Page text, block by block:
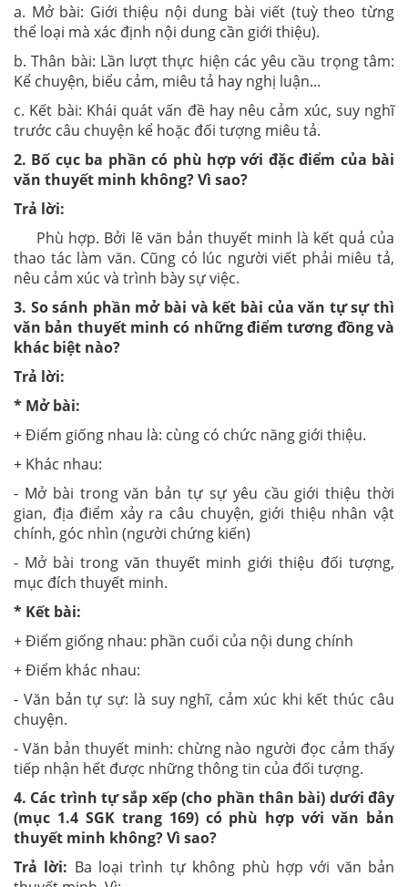
a. Mở bài: Giới thiệu nội dung bài viết (tuỳ theo từng
thể loại mà xác định nội dung cần giới thiệu).
b. Thân bài: Lần lượt thực hiện các yêu cầu trọng tâm:
Kể chuyện, biểu cảm, miêu tả hay nghị luận...
c. Kết bài: Khái quát vấn đề hay nêu cảm xúc, suy nghĩ
trước câu chuyện kể hoặc đối tượng miêu tả.
2. Bố cục ba phần có phù hợp với đặc điểm của bài
văn thuyết minh không? Vì sao?
Trả lời:
Phù hợp. Bởi lẽ văn bản thuyết minh là kết quả của
thao tác làm văn. Cũng có lúc người viết phải miêu tả,
nêu cảm xúc và trình bày sự việc.
3. So sánh phần mở bài và kết bài của văn tự sự thì
văn bản thuyết minh có những điểm tương đồng và
khác biệt nào?
Trả lời:
* Mở bài:
+ Điểm giống nhau là: cùng có chức năng giới thiệu.
+ Khác nhau:
- Mở bài trong văn bản tự sự yêu cầu giới thiệu thời
gian, địa điểm xảy ra câu chuyện, giới thiệu nhân vật
chính, góc nhìn (người chứng kiến)
- Mở bài trong văn thuyết minh giới thiệu đối tượng,
mục đích thuyết minh.
* Kết bài:
+ Điểm giống nhau: phần cuối của nội dung chính
+ Điểm khác nhau:
- Văn bản tự sự: là suy nghĩ, cảm xúc khi kết thúc câu
chuyện.
- Văn bản thuyết minh: chừng nào người đọc cảm thấy
tiếp nhận hết được những thông tin của đối tượng.
4. Các trình tự sắp xếp (cho phần thân bài) dưới đây
(mục 1.4 SGK trang 169) có phù hợp với văn bản
thuyết minh không? Vì sao?
Trả lời: Ba loại trình tự không phù hợp với văn bản